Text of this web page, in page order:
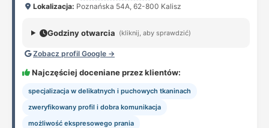
Lokalizacja: Poznańska 54A, 62-800 Kalisz
Godziny otwarcia (kliknij, aby sprawdzić)
Zobacz profil Google →
Najczęściej doceniane przez klientów:
specjalizacja w delikatnych i puchowych tkaninach
zweryfikowany profil i dobra komunikacja
możliwość ekspresowego prania